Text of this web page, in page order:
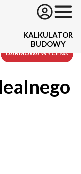
KALKULATOR
BUDOWY
DARMOWA WYCENA